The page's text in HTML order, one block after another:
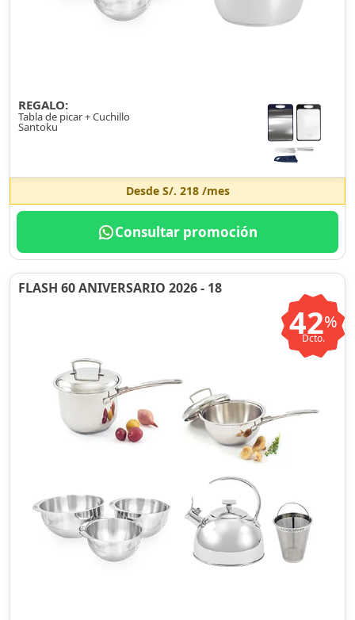
REGALO:
Tabla de picar + Cuchillo
Santoku
Desde S/. 218/mes
Consultar promoción
FLASH 60 ANIVERSARIO 2026 - 18
42%
Dcto.